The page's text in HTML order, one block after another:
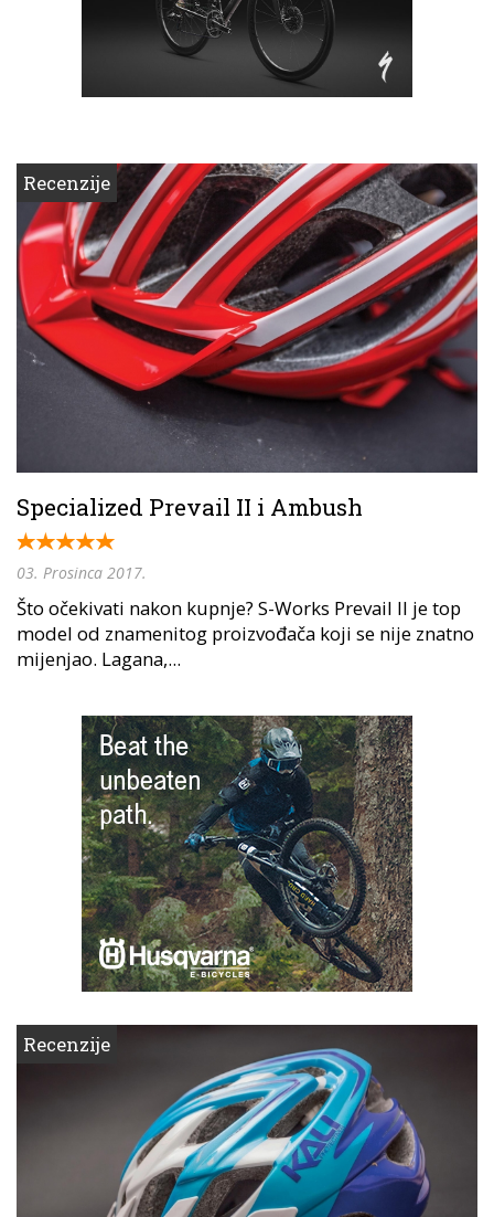
Recenzije
Specialized Prevail II i Ambush
03. Prosinca 2017.
Što očekivati nakon kupnje? S-Works Prevail II je top
model od znamenitog proizvođača koji se nije znatno
mijenjao. Lagana,...
Recenzije